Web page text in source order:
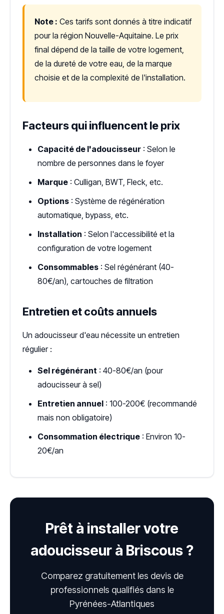
Note : Ces tarifs sont donnés à titre indicatif
pour la région Nouvelle-Aquitaine. Le prix
final dépend de la taille de votre logement,
de la dureté de votre eau, de la marque
choisie et de la complexité de l'installation.
Facteurs qui influencent le prix
Capacité de l'adoucisseur : Selon le
nombre de personnes dans le foyer
Marque : Culligan, BWT, Fleck, etc.
Options : Système de régénération
automatique, bypass, etc.
Installation : Selon l'accessibilité et la
configuration de votre logement
Consommables : Sel régénérant (40-
80€/an), cartouches de filtration
Entretien et coûts annuels
Un adoucisseur d'eau nécessite un entretien
régulier :
Sel régénérant : 40-80€/an (pour
adoucisseur à sel)
Entretien annuel : 100-200€ (recommandé
mais non obligatoire)
Consommation électrique : Environ 10-
20€/an
Prêt à installer votre
adoucisseur à Briscous ?
Comparez gratuitement les devis de
professionnels qualifiés dans le
Pyrénées-Atlantiques